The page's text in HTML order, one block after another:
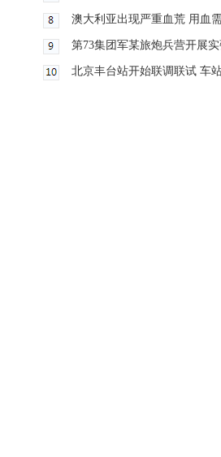
澳大利亚出现严重血荒 用血需
第73集团军某旅炮兵营开展
北京丰台站开始联调联试 车